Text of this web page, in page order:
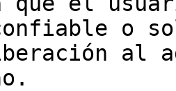
o
al